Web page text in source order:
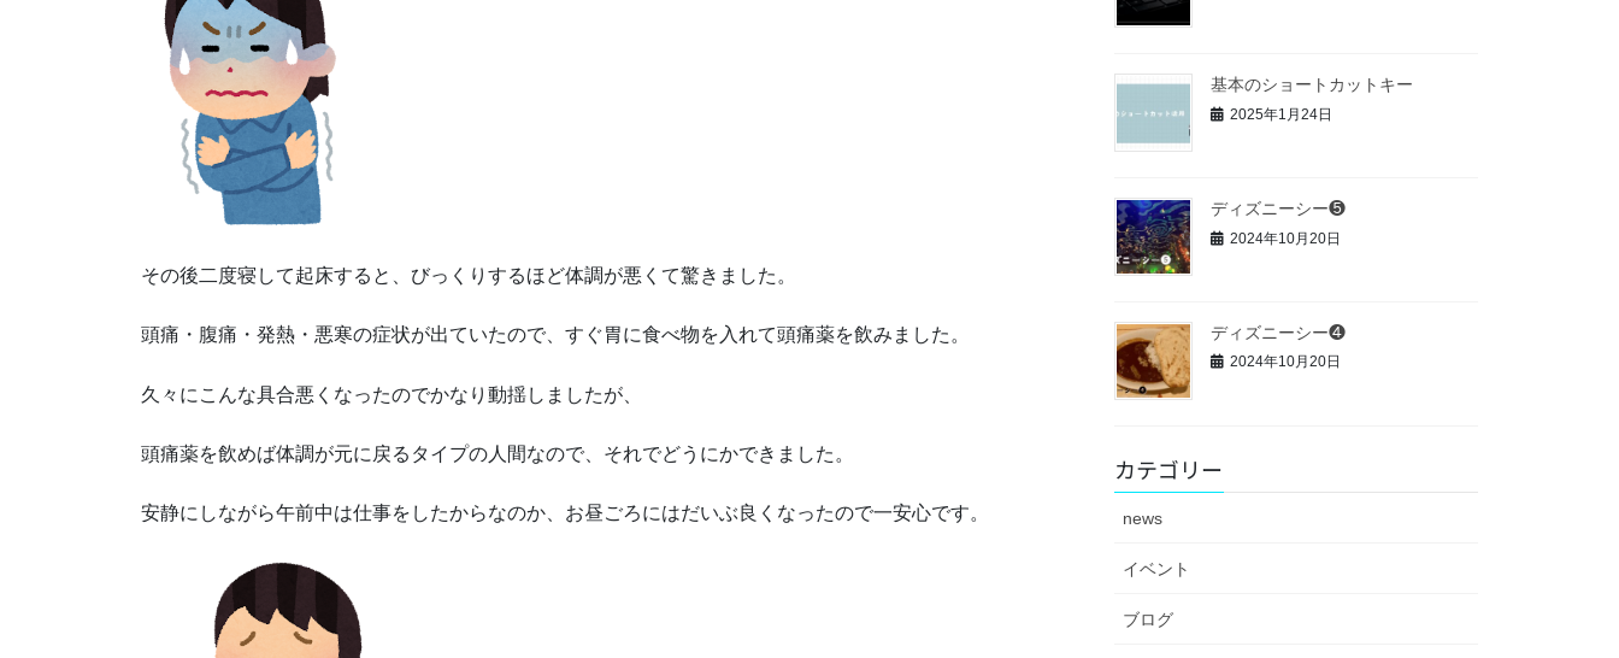
その後二度寝して起床すると、びっくりするほど体調が悪くて驚きました。
頭痛・腹痛・発熱・悪寒の症状が出ていたので、すぐ胃に食べ物を入れて頭痛薬を飲みました。
久々にこんな具合悪くなったのでかなり動揺しましたが、
頭痛薬を飲めば体調が元に戻るタイプの人間なので、それでどうにかできました。
安静にしながら午前中は仕事をしたからなのか、お昼ごろにはだいぶ良くなったので一安心です。
基本のショートカットキー
2025年1月24日
ディズニーシー❺
2024年10月20日
ディズニーシー❹
2024年10月20日
カテゴリー
news
イベント
ブログ